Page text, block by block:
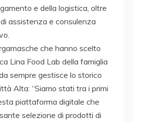
e della logistica, oltre
assistenza e consulenza
che hanno scelto
Lina Food Lab della famiglia
sempre gestisce lo storico
Alta: “Siamo stati tra i primi
piattaforma digitale che
selezione di prodotti di